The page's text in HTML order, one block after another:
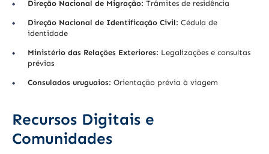
Direção Nacional de Migração: Trâmites de residência
Direção Nacional de Identificação Civil: Cédula de
identidade
Ministério das Relações Exteriores: Legalizações e consultas
prévias
Consulados uruguaios: Orientação prévia à viagem
Recursos Digitais e
Comunidades